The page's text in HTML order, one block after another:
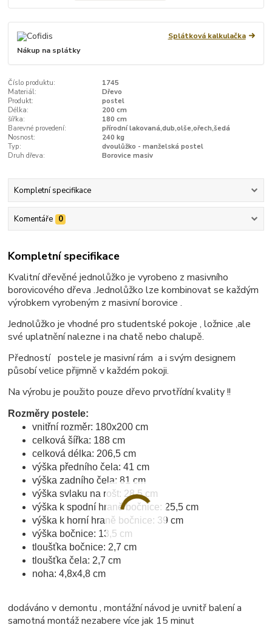
Splátková kalkulačka
Nákup na splátky
Číslo produktu:
1745
Materiál:
Dřevo
Produkt:
postel
Délka:
200 cm
šířka:
180 cm
Barevné provedení:
přírodní lakovaná,dub,olše,ořech,šedá
Nosnost:
240 kg
Typ:
dvoulůžko - manželská postel
Druh dřeva:
Borovice masiv
Kompletní specifikace
Komentáře 0
Kompletní specifikace
Kvalitní dřevěné jednolůžko je vyrobeno z masivního
borovicového dřeva .Jednolůžko lze kombinovat se každým
výrobkem vyrobeným z masivní borovice .
Jednolůžko je vhodné pro studentské pokoje , ložnice ,ale
své uplatnění nalezne i na chatě nebo chalupě.
Předností postele je masivní rám a i svým designem
působí velice přijmně v každém pokoji.
Na výrobu je použito pouze dřevo prvotřídní kvality !!
Rozměry postele:
vnitřní rozměr: 180x200 cm
celková šířka: 188 cm
celková délka: 206,5 cm
výška předního čela: 41 cm
výška zadního čela: 81 cm
výška svlaku na rošt: 28,5 cm
výška k spodní hraně bočnice: 25,5 cm
výška k horní hraně bočnice: 39 cm
výška bočnice: 13,5 cm
tloušťka bočnice: 2,7 cm
tloušťka čela: 2,7 cm
noha: 4,8x4,8 cm
dodáváno v demontu , montážní návod je uvnitř balení a
samotná montáž nezabere více jak 15 minut